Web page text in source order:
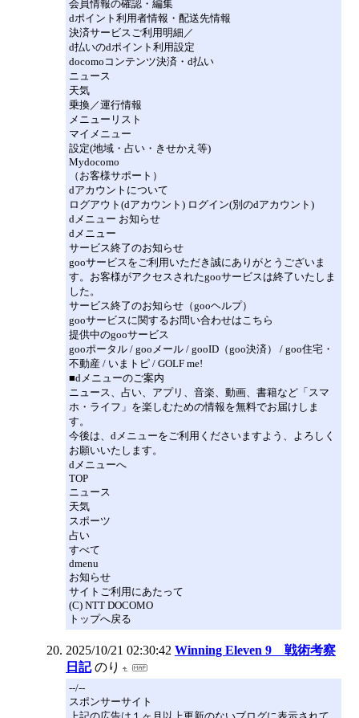
会員情報の確認・編集
dポイント利用者情報・配送先情報
決済サービスご利用明細／
d払いのdポイント利用設定
docomoコンテンツ決済・d払い
ニュース
天気
乗換／運行情報
メニューリスト
マイメニュー
設定(地域・占い・きせかえ等)
Mydocomo
（お客様サポート）
dアカウントについて
ログアウト(dアカウント) ログイン(別のdアカウント)
dメニュー お知らせ
dメニュー
サービス終了のお知らせ
gooサービスをご利用いただき誠にありがとうございま
す。お客様がアクセスされたgooサービスは終了いたしま
した。
サービス終了のお知らせ（gooヘルプ）
gooサービスに関するお問い合わせはこちら
提供中のgooサービス
gooポータル / gooメール / gooID（goo決済） / goo住宅・
不動産 / いまトピ / GOLF me!
■dメニューのご案内
ニュース、占い、アプリ、音楽、動画、書籍など「スマ
ホ・ライフ」を楽しむための情報を無料でお届けしま
す。
今後は、dメニューをご利用くださいますよう、よろしく
お願いいたします。
dメニューへ
TOP
ニュース
天気
スポーツ
占い
すべて
dmenu
お知らせ
サイトご利用にあたって
(C) NTT DOCOMO
トップへ戻る
2025/10/21 02:30:42 Winning Eleven 9 戦術考察
日記 のり
--/--
スポンサーサイト